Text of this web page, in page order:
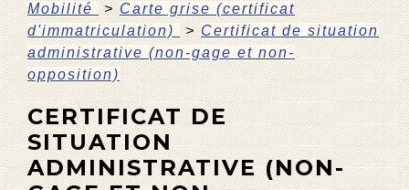
Mobilité > Carte grise (certificat
d'immatriculation) > Certificat de situation
administrative (non-gage et non-
opposition)
CERTIFICAT DE
SITUATION
ADMINISTRATIVE (NON-